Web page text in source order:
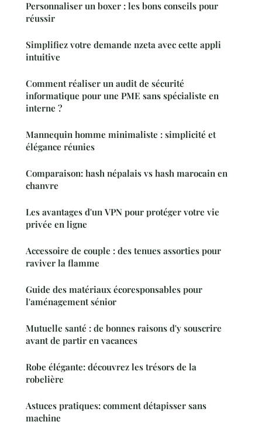
Personnaliser un boxer : les bons conseils pour
réussir
Simplifiez votre demande nzeta avec cette appli
intuitive
Comment réaliser un audit de sécurité
informatique pour une PME sans spécialiste en
interne ?
Mannequin homme minimaliste : simplicité et
élégance réunies
Comparaison: hash népalais vs hash marocain en
chanvre
Les avantages d'un VPN pour protéger votre vie
privée en ligne
Accessoire de couple : des tenues assorties pour
raviver la flamme
Guide des matériaux écoresponsables pour
l'aménagement sénior
Mutuelle santé : de bonnes raisons d'y souscrire
avant de partir en vacances
Robe élégante: découvrez les trésors de la
robelière
Astuces pratiques: comment détapisser sans
machine